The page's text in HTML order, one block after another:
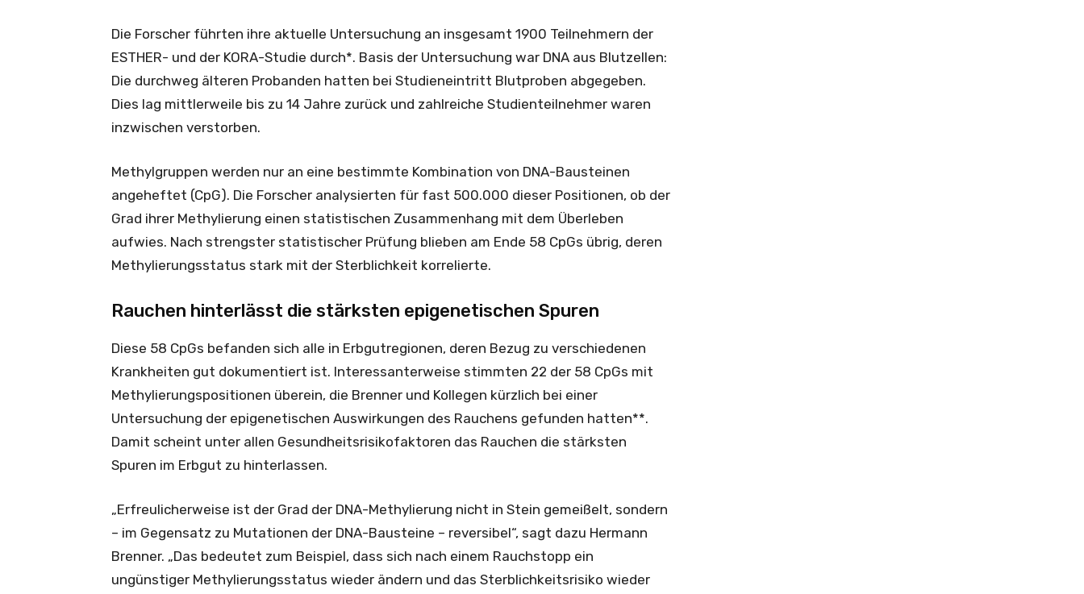
Die Forscher führten ihre aktuelle Untersuchung an insgesamt 1900 Teilnehmern der
ESTHER- und der KORA-Studie durch*. Basis der Untersuchung war DNA aus Blutzellen:
Die durchweg älteren Probanden hatten bei Studieneintritt Blutproben abgegeben.
Dies lag mittlerweile bis zu 14 Jahre zurück und zahlreiche Studienteilnehmer waren
inzwischen verstorben.
Methylgruppen werden nur an eine bestimmte Kombination von DNA-Bausteinen
angeheftet (CpG). Die Forscher analysierten für fast 500.000 dieser Positionen, ob der
Grad ihrer Methylierung einen statistischen Zusammenhang mit dem Überleben
aufwies. Nach strengster statistischer Prüfung blieben am Ende 58 CpGs übrig, deren
Methylierungsstatus stark mit der Sterblichkeit korrelierte.
Rauchen hinterlässt die stärksten epigenetischen Spuren
Diese 58 CpGs befanden sich alle in Erbgutregionen, deren Bezug zu verschiedenen
Krankheiten gut dokumentiert ist. Interessanterweise stimmten 22 der 58 CpGs mit
Methylierungspositionen überein, die Brenner und Kollegen kürzlich bei einer
Untersuchung der epigenetischen Auswirkungen des Rauchens gefunden hatten**.
Damit scheint unter allen Gesundheitsrisikofaktoren das Rauchen die stärksten
Spuren im Erbgut zu hinterlassen.
„Erfreulicherweise ist der Grad der DNA-Methylierung nicht in Stein gemeißelt, sondern
– im Gegensatz zu Mutationen der DNA-Bausteine – reversibel“, sagt dazu Hermann
Brenner. „Das bedeutet zum Beispiel, dass sich nach einem Rauchstopp ein
ungünstiger Methylierungsstatus wieder ändern und das Sterblichkeitsrisiko wieder